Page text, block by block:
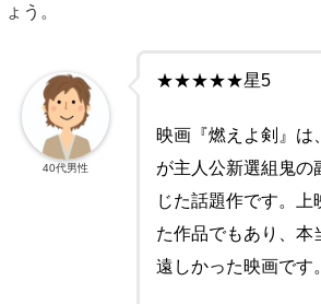
ょう。
★★★★★星5
映画『燃えよ剣』は
が主人公新選組鬼の
じた話題作です。上
た作品でもあり、本
遠しかった映画です。
40代男性